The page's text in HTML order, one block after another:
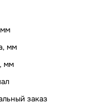
мм
мм
заказ